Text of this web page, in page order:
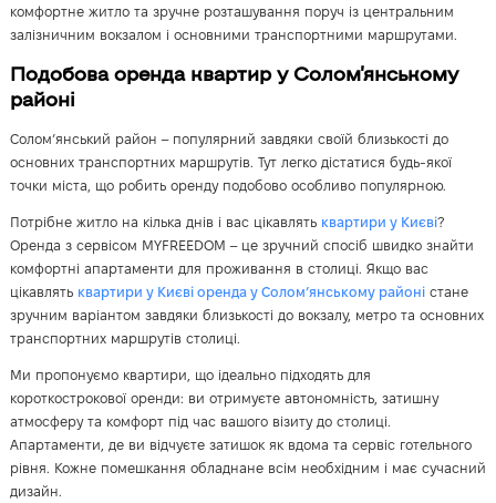
комфортне житло та зручне розташування поруч із центральним
залізничним вокзалом і основними транспортними маршрутами.
Подобова оренда квартир у Солом’янському
районі
Солом’янський район – популярний завдяки своїй близькості до
основних транспортних маршрутів. Тут легко дістатися будь-якої
точки міста, що робить оренду подобово особливо популярною.
Потрібне житло на кілька днів і вас цікавлять квартири у Києві?
Оренда з сервісом MYFREEDOM – це зручний спосіб швидко знайти
комфортні апартаменти для проживання в столиці. Якщо вас
цікавлять квартири у Києві оренда у Солом’янському районі стане
зручним варіантом завдяки близькості до вокзалу, метро та основних
транспортних маршрутів столиці.
Ми пропонуємо квартири, що ідеально підходять для
короткострокової оренди: ви отримуєте автономність, затишну
атмосферу та комфорт під час вашого візиту до столиці.
Апартаменти, де ви відчуєте затишок як вдома та сервіс готельного
рівня. Кожне помешкання обладнане всім необхідним і має сучасний
дизайн.